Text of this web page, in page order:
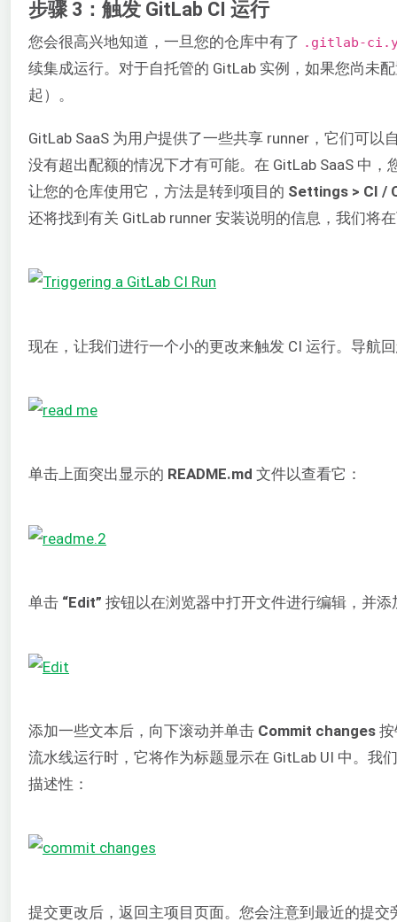
步骤 3：触发 GitLab CI 运行
您会很高兴地知道，一旦您的仓库中有了 .gitlab-
续集成运行。对于自托管的 GitLab 实例，如果您尚未
起）。
GitLab SaaS 为用户提供了一些共享 runner，它们可
没有超出配额的情况下才有可能。在 GitLab SaaS 中
让您的仓库使用它，方法是转到项目的 Settings > CI /
还将找到有关 GitLab runner 安装说明的信息，我们将
现在，让我们进行一个小的更改来触发 CI 运行。导航
单击上面突出显示的 README.md 文件以查看它：
单击 “Edit” 按钮以在浏览器中打开文件进行编辑，并添
添加一些文本后，向下滚动并单击 Commit changes
流水线运行时，它将作为标题显示在 GitLab UI 中。我
描述性：
提交更改后，返回主项目页面。您会注意到最近的提